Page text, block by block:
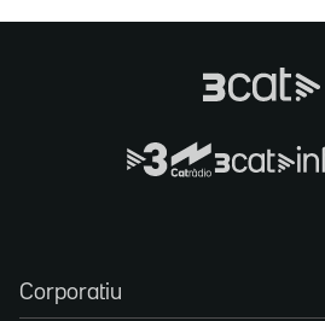
Corporatiu